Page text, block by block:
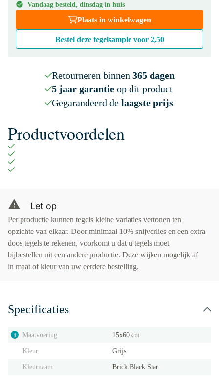
Vandaag besteld, dinsdag in huis
Plaats in winkelwagen
Bestel deze tegelsample voor 2,50
Retourneren binnen 365 dagen
5 jaar garantieop dit product
Gegarandeerd de laagste prijs
Productvoordelen
Let op
Per productie kunnen tegels kleine variaties vertonen ten
opzichte van elkaar. Door minimaal 10% snijverlies en een extra
doos tegels te rekenen, voorkomt u dat u tegels moet
bijbestellen uit een andere productie. Deze wijken mogelijk af
in maat of kleur van uw eerdere bestelling.
Specificaties
i Maatvoering 15x60 cm
Kleur Grijs
Kleurnaam Brick Black Star